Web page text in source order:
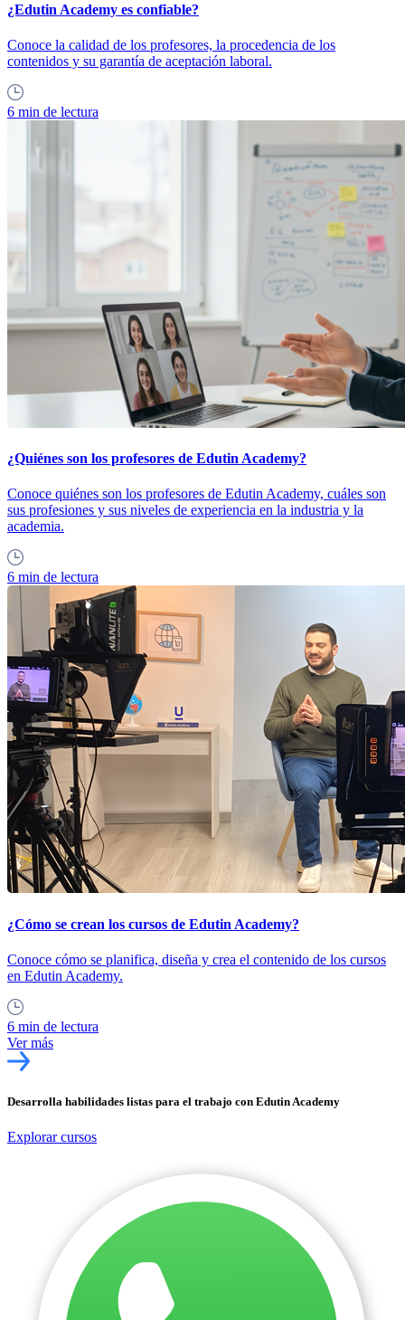
¿Edutin Academy es confiable?
Conoce la calidad de los profesores, la procedencia de los
contenidos y su garantía de aceptación laboral.
6 min de lectura
¿Quiénes son los profesores de Edutin Academy?
Conoce quiénes son los profesores de Edutin Academy, cuáles son
sus profesiones y sus niveles de experiencia en la industria y la
academia.
6 min de lectura
¿Cómo se crean los cursos de Edutin Academy?
Conoce cómo se planifica, diseña y crea el contenido de los cursos
en Edutin Academy.
6 min de lectura
Ver más
Desarrolla habilidades listas para el trabajo con Edutin Academy
Explorar cursos